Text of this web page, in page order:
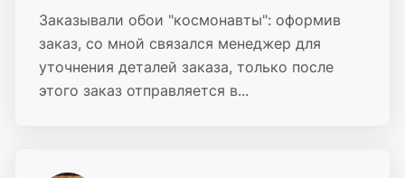
Заказывали обои "космонавты": оформив
заказ, со мной связался менеджер для
уточнения деталей заказа, только после
этого заказ отправляется в...